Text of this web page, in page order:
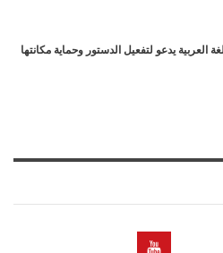
العربية يدعو لتفعيل الدستور وحماية مكانتها